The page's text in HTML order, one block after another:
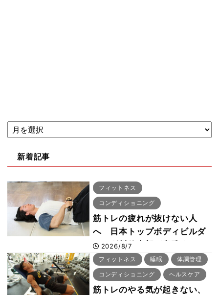
新着記事
フィットネス
コンディショニング
筋トレの疲れが抜けない人
へ 日本トップボディビルダ
ー・刈川啓志郎が実践する
「回復習慣」
2026/8/7
フィットネス 睡眠 体調管理
コンディショニング ヘルスケア
筋トレのやる気が起きない、